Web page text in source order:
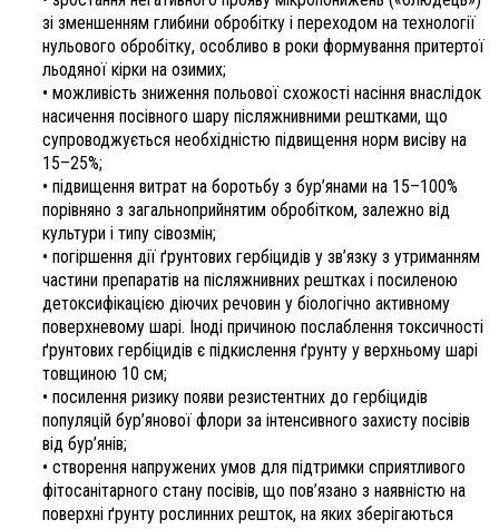
зі зменшенням глибини обробітку і переходом на технології
нульового обробітку, особливо в роки формування притертої
льодяної кірки на озимих;
• можливість зниження польової схожості насіння внаслідок
насичення посівного шару післяжнивними рештками, що
супроводжується необхідністю підвищення норм висіву на
15–25%;
• підвищення витрат на боротьбу з бур’янами на 15–100%
порівняно з загальноприйнятим обробітком, залежно від
культури і типу сівозмін;
• погіршення дії ґрунтових гербіцидів у зв’язку з утриманням
частини препаратів на післяжнивних рештках і посиленою
детоксифікацією діючих речовин у біологічно активному
поверхневому шарі. Іноді причиною послаблення токсичності
ґрунтових гербіцидів є підкислення ґрунту у верхньому шарі
товщиною 10 см;
• посилення ризику появи резистентних до гербіцидів
популяцій бур’янової флори за інтенсивного захисту посівів
від бур’янів;
• створення напружених умов для підтримки сприятливого
фітосанітарного стану посівів, що пов’язано з наявністю на
поверхні ґрунту рослинних решток, на яких зберігаються